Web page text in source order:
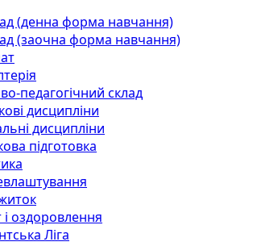
(денна форма навчання)
(заочна форма навчання)
педагогічний склад
дисципліни
дисципліни
підготовка
оздоровлення
Ліга